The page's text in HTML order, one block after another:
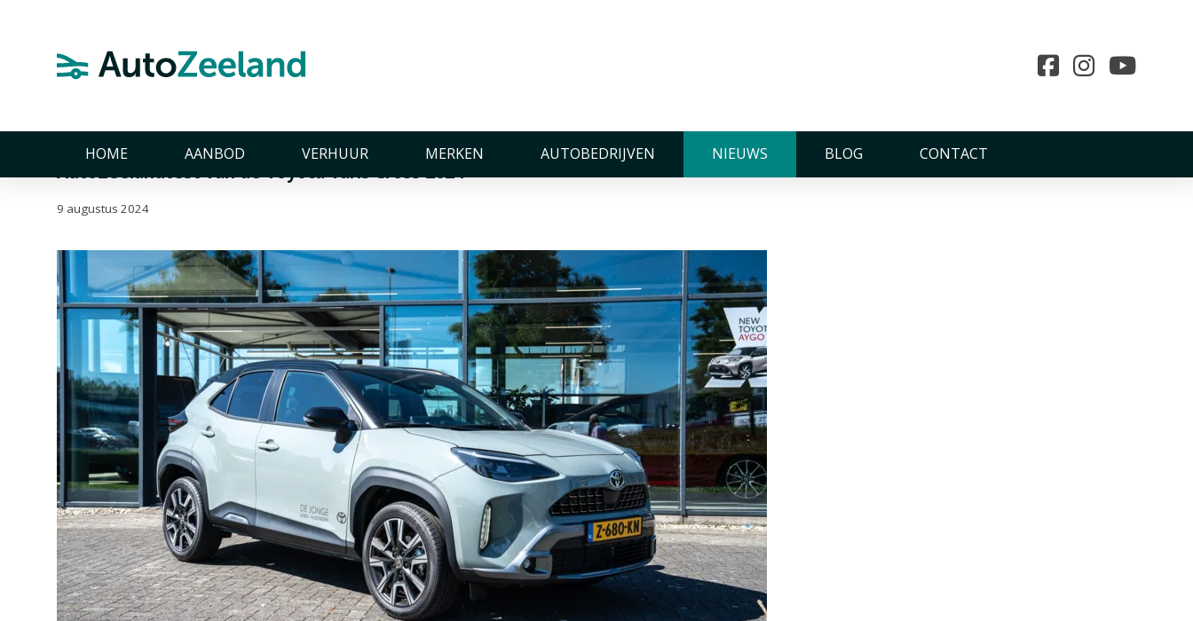
HOME AANBOD VERHUUR MERKEN AUTOBEDRIJVEN NIEUWS BLOG CONTACT
AutoZeelandtest van de Toyota Yaris Cross
2024
AutoZeelandtest van de Toyota Yaris Cross 2024
9 augustus 2024